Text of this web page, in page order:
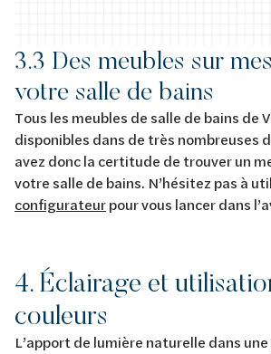
3.3 Des meubles sur
votre salle de bains
Tous les meubles de salle de bains de
disponibles dans de très nombreuses
avez donc la certitude de trouver un
votre salle de bains. N’hésitez pas à
configurateurpour vous lancer dans
4. Éclairage et
couleurs
L’apport de lumière naturelle dans